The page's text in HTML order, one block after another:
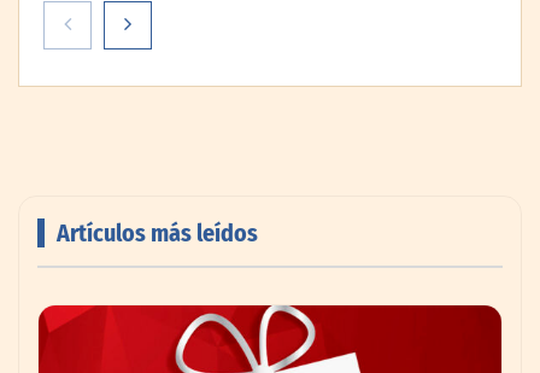
impulsando la colaboración en el sector
Artículos más leídos